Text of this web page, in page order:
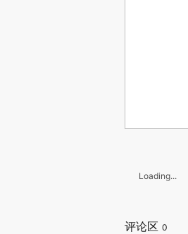
Loading...
评论区 0